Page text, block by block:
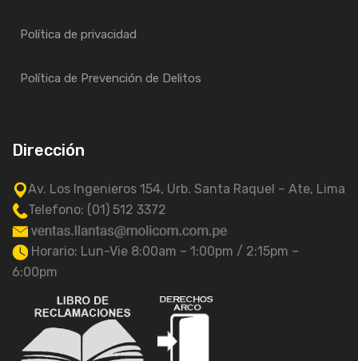
Política de privacidad
Política de Prevención de Delitos
Dirección
Av. Los Ingenieros 154, Urb. Santa Raquel – Ate, Lima
Telefono: (01) 512 3372
Horario: Lun-Vie 8:00am – 1:00pm / 2:15pm –
6:00pm